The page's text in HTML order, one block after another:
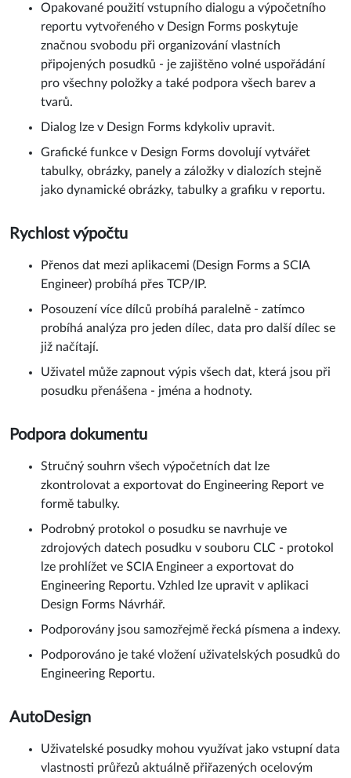
Opakované použití vstupního dialogu a výpočetního
reportu vytvořeného v Design Forms poskytuje
značnou svobodu při organizování vlastních
připojených posudků - je zajištěno volné uspořádání
pro všechny položky a také podpora všech barev a
tvarů.
Dialog lze v Design Forms kdykoliv upravit.
Grafické funkce v Design Forms dovolují vytvářet
tabulky, obrázky, panely a záložky v dialozích stejně
jako dynamické obrázky, tabulky a grafiku v reportu.
Rychlost výpočtu
Přenos dat mezi aplikacemi (Design Forms a SCIA
Engineer) probíhá přes TCP/IP.
Posouzení více dílců probíhá paralelně - zatímco
probíhá analýza pro jeden dílec, data pro další dílec se
již načítají.
Uživatel může zapnout výpis všech dat, která jsou při
posudku přenášena - jména a hodnoty.
Podpora dokumentu
Stručný souhrn všech výpočetních dat lze
zkontrolovat a exportovat do Engineering Report ve
formě tabulky.
Podrobný protokol o posudku se navrhuje ve
zdrojových datech posudku v souboru CLC - protokol
lze prohlížet ve SCIA Engineer a exportovat do
Engineering Reportu. Vzhled lze upravit v aplikaci
Design Forms Návrhář.
Podporovány jsou samozřejmě řecká písmena a indexy.
Podporováno je také vložení uživatelských posudků do
Engineering Reportu.
AutoDesign
Uživatelské posudky mohou využívat jako vstupní data
vlastnosti průřezů aktuálně přiřazených ocelovým